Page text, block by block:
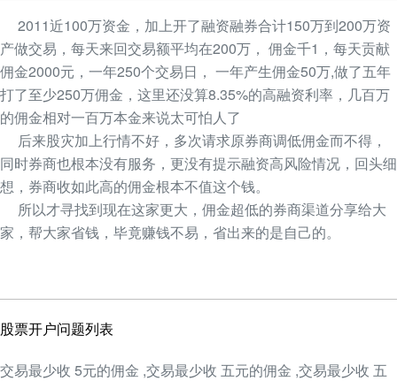
2011近100万资金，加上开了融资融券合计150万到200万资
产做交易，每天来回交易额平均在200万， 佣金千1，每天贡献
佣金2000元，一年250个交易日， 一年产生佣金50万,做了五年
打了至少250万佣金，这里还没算8.35%的高融资利率，几百万
的佣金相对一百万本金来说太可怕人了
后来股灾加上行情不好，多次请求原券商调低佣金而不得，
同时券商也根本没有服务，更没有提示融资高风险情况，回头细
想，券商收如此高的佣金根本不值这个钱。
所以才寻找到现在这家更大，佣金超低的券商渠道分享给大
家，帮大家省钱，毕竟赚钱不易，省出来的是自己的。
股票开户问题列表
交易最少收 5元的佣金 ,交易最少收 五元的佣金 ,交易最少收 五